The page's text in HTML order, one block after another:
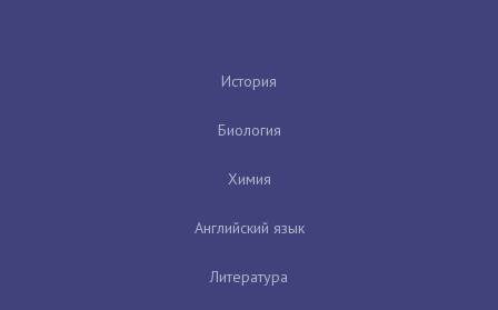
История
Биология
Химия
Английский язык
Литература